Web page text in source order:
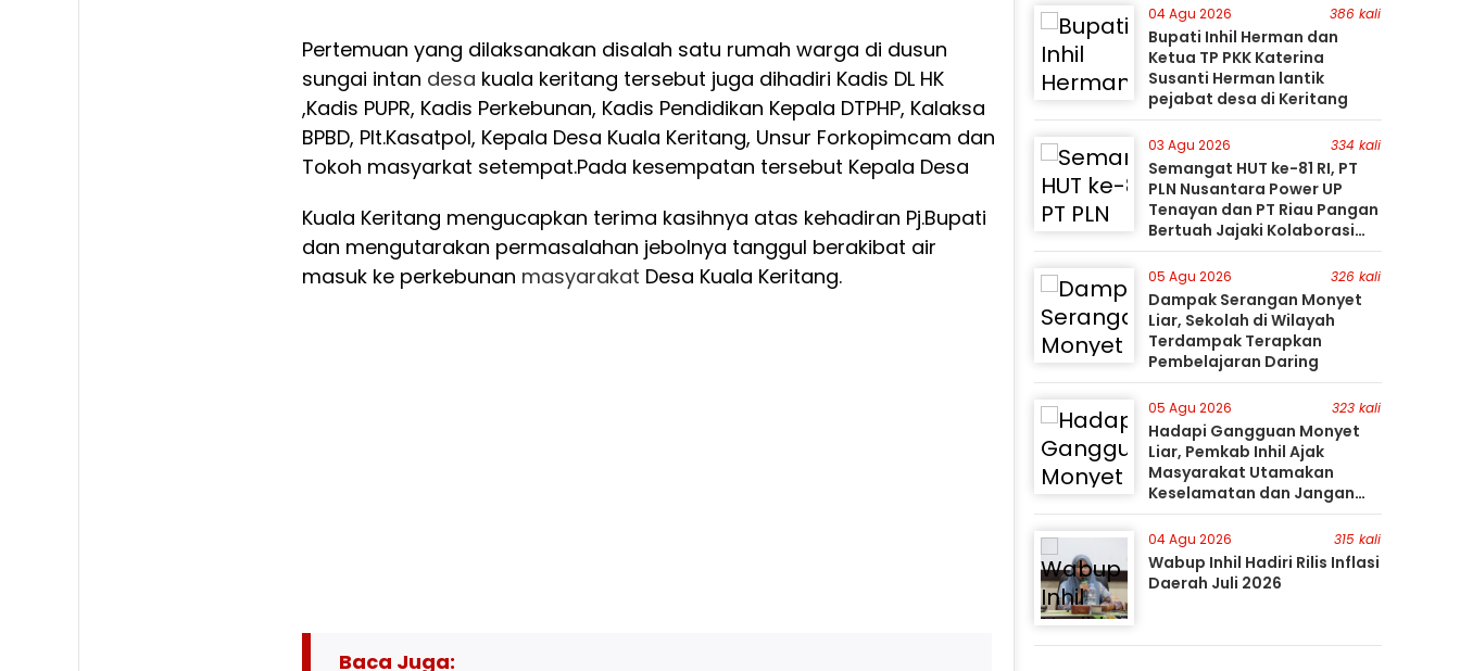
Pertemuan yang dilaksanakan disalah satu rumah warga di dusun
sungai intan desa kuala keritang tersebut juga dihadiri Kadis DL HK
,Kadis PUPR, Kadis Perkebunan, Kadis Pendidikan Kepala DTPHP, Kalaksa
BPBD, Plt.Kasatpol, Kepala Desa Kuala Keritang, Unsur Forkopimcam dan
Tokoh masyarkat setempat.Pada kesempatan tersebut Kepala Desa
Kuala Keritang mengucapkan terima kasihnya atas kehadiran Pj.Bupati
dan mengutarakan permasalahan jebolnya tanggul berakibat air
masuk ke perkebunan masyarakat Desa Kuala Keritang.
Baca Juga:
04 Agu 2026 386 kali
Bupati Inhil Herman dan
Ketua TP PKK Katerina
Susanti Herman lantik
pejabat desa di Keritang
03 Agu 2026 334 kali
Semangat HUT ke-81 RI, PT
PLN Nusantara Power UP
Tenayan dan PT Riau Pangan
Bertuah Jajaki Kolaborasi
Pemanfaatan Limbah FABA
untuk Dukung Swasembada
05 Agu 2026 326 kali
Dampak Serangan Monyet
Liar, Sekolah di Wilayah
Terdampak Terapkan
Pembelajaran Daring
05 Agu 2026 323 kali
Hadapi Gangguan Monyet
Liar, Pemkab Inhil Ajak
Masyarakat Utamakan
Keselamatan dan Jangan
Mudah Percaya Hoaks
04 Agu 2026 315 kali
Wabup Inhil Hadiri Rilis Inflasi
Daerah Juli 2026